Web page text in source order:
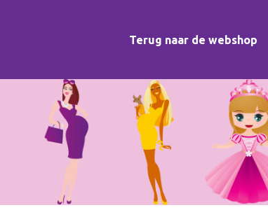
Terug naar de webshop